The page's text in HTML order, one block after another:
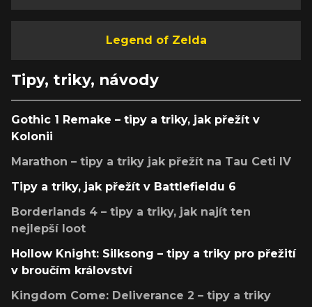
Legend of Zelda
Tipy, triky, návody
Gothic 1 Remake – tipy a triky, jak přežít v
Kolonii
Marathon – tipy a triky jak přežít na Tau Ceti IV
Tipy a triky, jak přežít v Battlefieldu 6
Borderlands 4 – tipy a triky, jak najít ten
nejlepší loot
Hollow Knight: Silksong – tipy a triky pro přežití
v broučím království
Kingdom Come: Deliverance 2 – tipy a triky